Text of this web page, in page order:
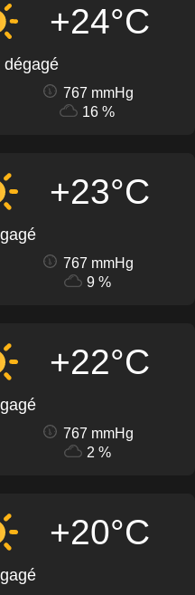
+24°C
dégagé
767 mmHg
16 %
+23°C
767 mmHg
9 %
+22°C
767 mmHg
2 %
+20°C